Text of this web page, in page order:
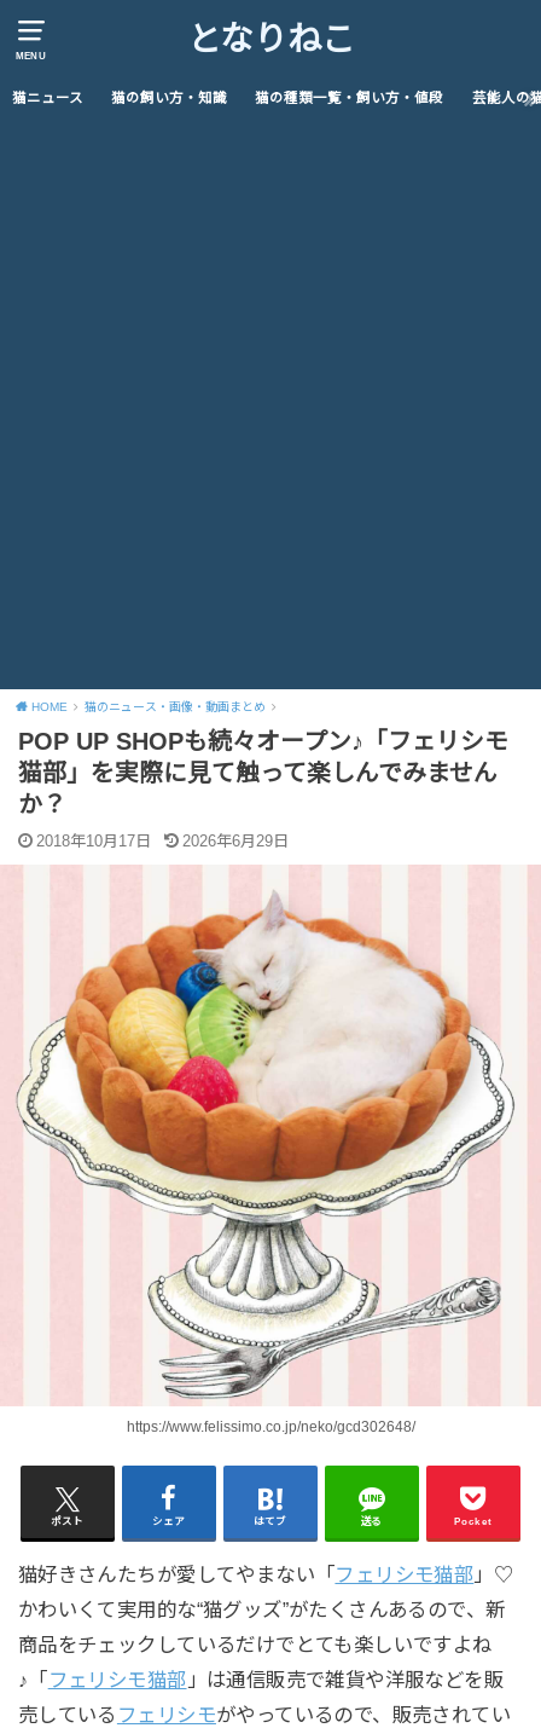
MENU となりねこ
猫ニュース 猫の飼い方・知識 猫の種類一覧・飼い方・値段 芸能人の
HOME 猫のニュース・画像・動画まとめ
POP UP SHOPも続々オープン♪「フェリシモ
猫部」を実際に見て触って楽しんでみません
か？
2018年10月17日 2026年6月29日
https://www.felissimo.co.jp/neko/gcd302648/
ポスト シェア はてブ 送る Pocket
猫好きさんたちが愛してやまない「フェリシモ猫部 」♡
かわいくて実用的な“猫グッズ”がたくさんあるので、新
商品をチェックしているだけでとても楽しいですよね
♪「フェリシモ猫部 」は通信販売で雑貨や洋服などを販
売している フェリシモがやっているので、販売されてい